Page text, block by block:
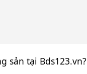
sản tại Bds123.vn?